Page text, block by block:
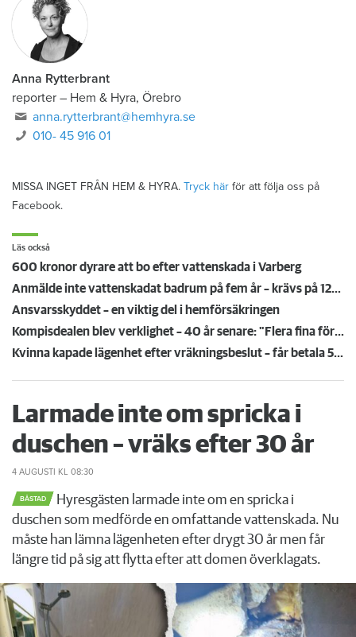
Anna Rytterbrant
reporter – Hem & Hyra, Örebro
anna.rytterbrant@hemhyra.se
010- 45 916 01
MISSA INGET FRÅN HEM & HYRA. Tryck här för att följa oss på
Facebook.
Läs också
600 kronor dyrare att bo efter vattenskada i Varberg
Anmälde inte vattenskadat badrum på fem år – krävs på 125 000 kronor
Ansvarsskyddet – en viktig del i hemförsäkringen
Kompisdealen blev verklighet – 40 år senare: "Flera fina fördelar med att dela bostad"
Kvinna kapade lägenhet efter vräkningsbeslut – får betala 50 000
Larmade inte om spricka i
duschen – vräks efter 30 år
4 AUGUSTI KL 08:30
BÅSTAD
Hyresgästen larmade inte om en spricka i
duschen som medförde en omfattande vattenskada. Nu
måste han lämna lägenheten efter drygt 30 år men får
längre tid på sig att flytta efter att domen överklagats.